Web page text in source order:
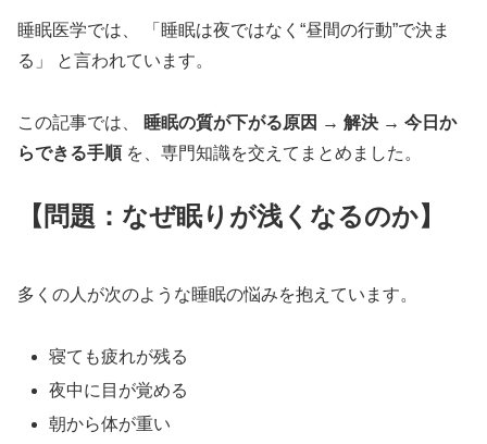
睡眠医学では、 「睡眠は夜ではなく“昼間の行動”で決ま
る」 と言われています。
この記事では、
睡眠の質が下がる原因 → 解決 → 今日か
らできる手順を、専門知識を交えてまとめました。
【問題：なぜ眠りが浅くなるのか】
多くの人が次のような睡眠の悩みを抱えています。
寝ても疲れが残る
夜中に目が覚める
朝から体が重い